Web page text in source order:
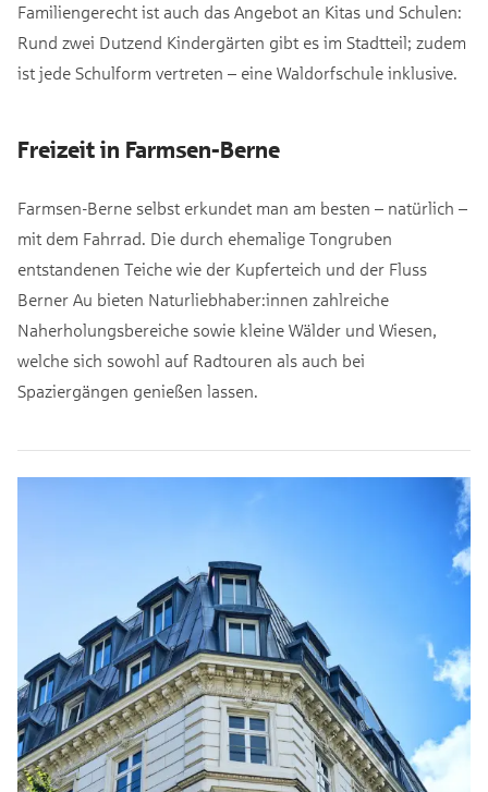
Familiengerecht ist auch das Angebot an Kitas und Schulen:
Rund zwei Dutzend Kindergärten gibt es im Stadtteil; zudem
ist jede Schulform vertreten – eine Waldorfschule inklusive.
Freizeit in Farmsen-Berne
Farmsen-Berne selbst erkundet man am besten – natürlich –
mit dem Fahrrad. Die durch ehemalige Tongruben
entstandenen Teiche wie der Kupferteich und der Fluss
Berner Au bieten Naturliebhaber:innen zahlreiche
Naherholungsbereiche sowie kleine Wälder und Wiesen,
welche sich sowohl auf Radtouren als auch bei
Spaziergängen genießen lassen.